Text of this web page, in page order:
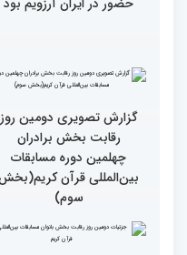
مسلمان باید اولین اولویت
باشد
قاری آفریقایی: مسابقات
کشورهای زیادی رفته‌ام اما
حضور در ایران آرزویم بود